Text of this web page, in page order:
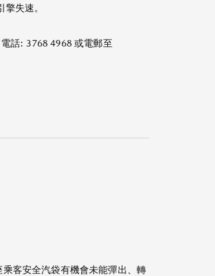
失速。
話: 3768 4968 或電郵至
客安全汽袋有機會未能彈出、轉